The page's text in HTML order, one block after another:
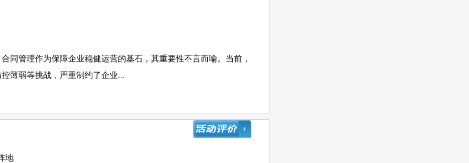
同管理作为保障企业稳健运营的基石，其重要性不言而喻。当前，
薄弱等挑战，严重制约了企业...
地